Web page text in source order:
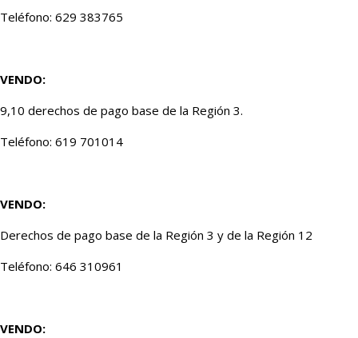
Teléfono: 629 383765
VENDO:
9,10 derechos de pago base de la Región 3.
Teléfono: 619 701014
VENDO:
Derechos de pago base de la Región 3 y de la Región 12
Teléfono: 646 310961
VENDO: